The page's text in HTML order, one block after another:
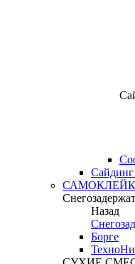
Назад
Борге